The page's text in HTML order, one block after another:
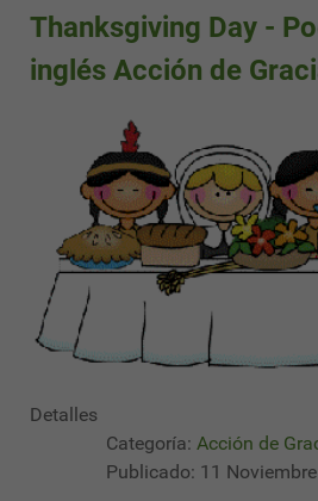
Thanksgiving Day -
inglés Acción de
Detalles
Categoría: Acción de
Publicado: 11